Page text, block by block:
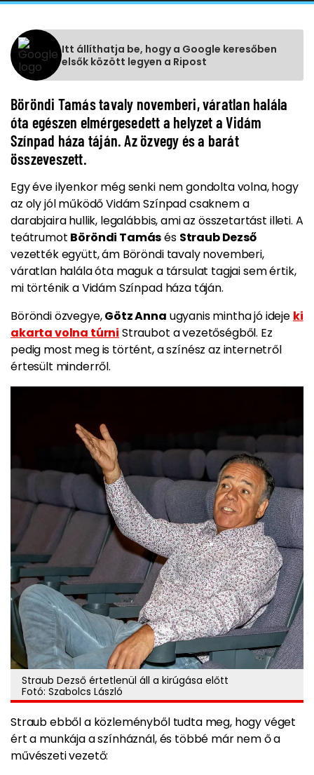
Itt állíthatja be, hogy a Google keresőben
elsők között legyen a Ripost
Böröndi Tamás tavaly novemberi, váratlan halála
óta egészen elmérgesedett a helyzet a Vidám
Színpad háza táján. Az özvegy és a barát
összeveszett.
Egy éve ilyenkor még senki nem gondolta volna, hogy
az oly jól működő Vidám Színpad csaknem a
darabjaira hullik, legalábbis, ami az összetartást illeti. A
teátrumot Böröndi Tamásés Straub Dezső
vezették együtt, ám Böröndi tavaly novemberi,
váratlan halála óta maguk a társulat tagjai sem értik,
mi történik a Vidám Színpad háza táján.
Böröndi özvegye,Götz Anna ugyanis mintha jó ideje ki
akarta volna túrni Straubot a vezetőségből. Ez
pedig most meg is történt, a színész az internetről
értesült minderről.
Straub Dezső értetlenül áll a kirúgása előtt
Fotó: Szabolcs László
Straub ebből a közleményből tudta meg, hogy véget
ért a munkája a színháznál, és többé már nem ő a
művészeti vezető: